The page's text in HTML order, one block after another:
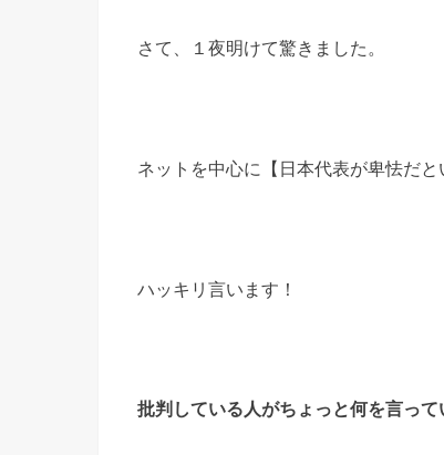
さて、１夜明けて驚きました。
ネットを中心に【日本代表が卑怯だ
ハッキリ言います！
批判している人がちょっと何を言っ